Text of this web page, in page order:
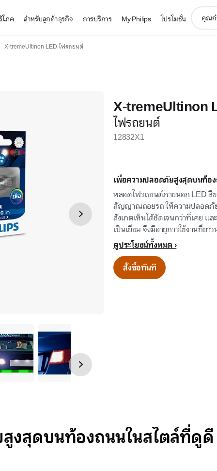
ภค สำหรับลูกค้าธุรกิจ การบริการ My Philips โปรโมชั่น
search
X-tremeUltinon LED ไฟรถยนต์
X-tremeUltinon
ไฟรถยนต์
12832X1
เพื่อความปลอดภัยสูงสุดบนท้อ
หลอดไฟรถยนต์ภายนอก LED สี
สัญญาณถอยรถ ให้ความปลอดภั
สังเกตเห็นได้ชัดเจนกว่าที่เคย แ
เป็นเยี่ยม จึงมีอายุการใช้งานที่ยา
ดูประโยชน์ทั้งหมด
สั่งซื้อทันที
งสุดบนท้องถนนในสไตล์ที่ดูดี